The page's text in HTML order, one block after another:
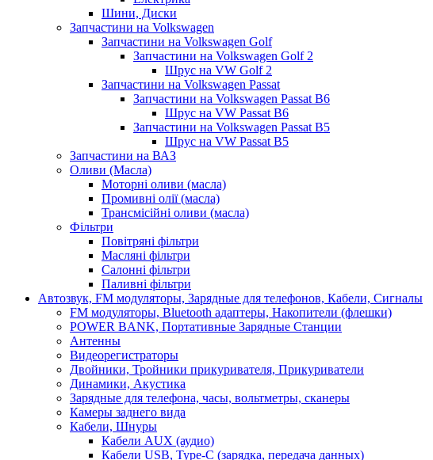
Шини, Диски
Запчастини на Volkswagen
Запчастини на Volkswagen Golf
Запчастини на Volkswagen Golf 2
Шрус на VW Golf 2
Запчастини на Volkswagen Passat
Запчастини на Volkswagen Passat B6
Шрус на VW Passat B6
Запчастини на Volkswagen Passat B5
Шрус на VW Passat B5
Запчастини на ВАЗ
Оливи (Масла)
Моторні оливи (масла)
Промивні олії (масла)
Трансмісійні оливи (масла)
Фільтри
Повітряні фільтри
Масляні фільтри
Салонні фільтри
Паливні фільтри
Автозвук, FM модуляторы, Зарядные для телефонов, Кабели, Сигналы
FM модуляторы, Bluetooth адаптеры, Накопители (флешки)
POWER BANK, Портативные Зарядные Станции
Антенны
Видеорегистраторы
Двойники, Тройники прикуривателя, Прикуриватели
Динамики, Акустика
Зарядные для телефона, часы, вольтметры, сканеры
Камеры заднего вида
Кабели, Шнуры
Кабели AUX (аудио)
Кабели USB, Type-C (зарядка, передача данных)